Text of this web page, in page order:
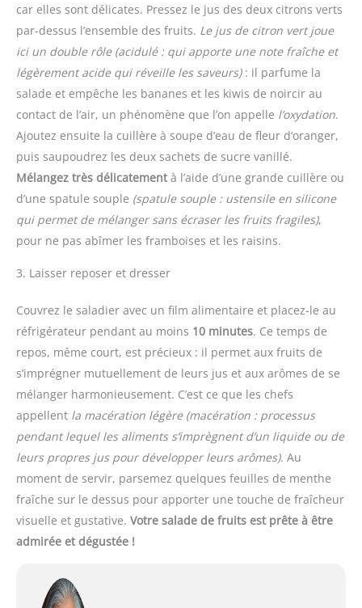
car elles sont délicates. Pressez le jus des deux citrons verts
par-dessus l’ensemble des fruits. Le jus de citron vert joue
ici un double rôle (acidulé : qui apporte une note fraîche et
légèrement acide qui réveille les saveurs): il parfume la
salade et empêche les bananes et les kiwis de noircir au
contact de l’air, un phénomène que l’on appelle l’oxydation.
Ajoutez ensuite la cuillère à soupe d’eau de fleur d’oranger,
puis saupoudrez les deux sachets de sucre vanillé.
Mélangez très délicatement à l’aide d’une grande cuillère ou
d’une spatule souple (spatule souple : ustensile en silicone
qui permet de mélanger sans écraser les fruits fragiles),
pour ne pas abîmer les framboises et les raisins.
3. Laisser reposer et dresser
Couvrez le saladier avec un film alimentaire et placez-le au
réfrigérateur pendant au moins 10 minutes. Ce temps de
repos, même court, est précieux : il permet aux fruits de
s’imprégner mutuellement de leurs jus et aux arômes de se
mélanger harmonieusement. C’est ce que les chefs
appellent la macération légère (macération : processus
pendant lequel les aliments s’imprègnent d’un liquide ou de
leurs propres jus pour développer leurs arômes). Au
moment de servir, parsemez quelques feuilles de menthe
fraîche sur le dessus pour apporter une touche de fraîcheur
visuelle et gustative. Votre salade de fruits est prête à être
admirée et dégustée !